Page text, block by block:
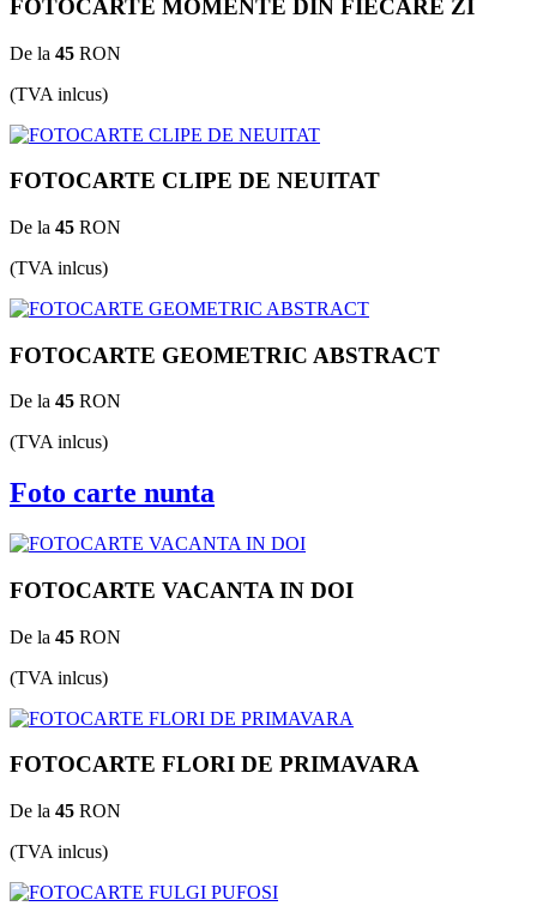
FOTOCARTE MOMENTE DIN FIECARE ZI
De la 45 RON
(TVA inlcus)
FOTOCARTE CLIPE DE NEUITAT
De la 45 RON
(TVA inlcus)
FOTOCARTE GEOMETRIC ABSTRACT
De la 45 RON
(TVA inlcus)
Foto carte nunta
FOTOCARTE VACANTA IN DOI
De la 45 RON
(TVA inlcus)
FOTOCARTE FLORI DE PRIMAVARA
De la 45 RON
(TVA inlcus)